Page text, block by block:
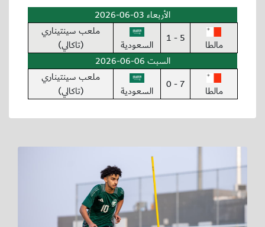
الأربعاء 03-06-2026
مالطا
5 - 1 السعودية
ملعب سينتيناري
(تاكالي)
السبت 06-06-2026
مالطا
7 - 0 السعودية
ملعب سينتيناري
(تاكالي)